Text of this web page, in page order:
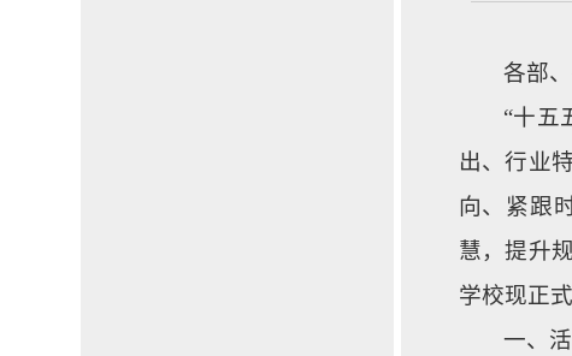
各部
“十五
出、行业
向、紧跟
慧，提升
学校现正
一、